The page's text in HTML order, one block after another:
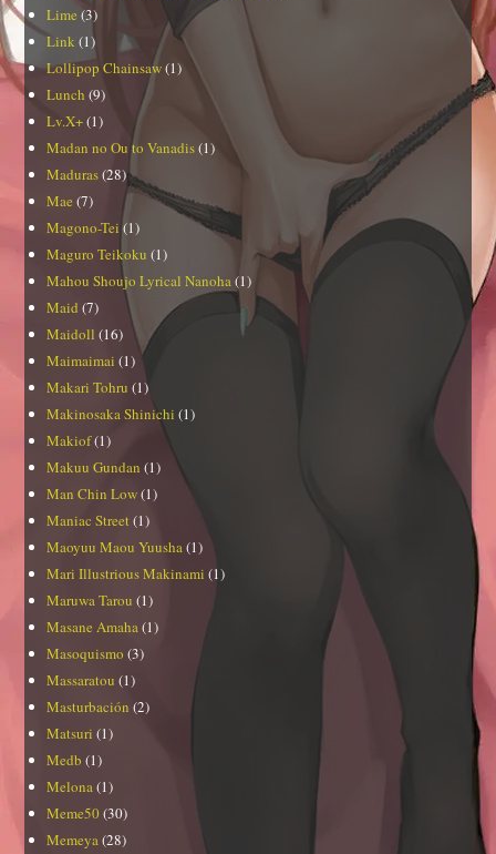
Lime (3)
Link (1)
Lollipop Chainsaw(1)
Lunch (9)
Lv.X+(1)
Madan no Ou to Vanadis(1)
Maduras(28)
Mae (7)
Magono-Tei (1)
Maguro Teikoku (1)
Mahou Shoujo Lyrical Nanoha (1)
Maid (7)
Maidoll (16)
Maimaimai (1)
Makari Tohru (1)
Makinosaka Shinichi (1)
Makiof(1)
Makuu Gundan (1)
Man Chin Low(1)
Maniac Street (1)
Maoyuu Maou Yuusha (1)
Mari Illustrious Makinami (1)
Maruwa Tarou (1)
Masane Amaha (1)
Masoquismo (3)
Massaratou (1)
Masturbación (2)
Matsuri (1)
Medb (1)
Melona (1)
Meme50 (30)
Memeya (28)